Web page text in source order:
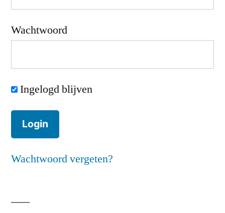
Wachtwoord
Ingelogd blijven
Wachtwoord vergeten?